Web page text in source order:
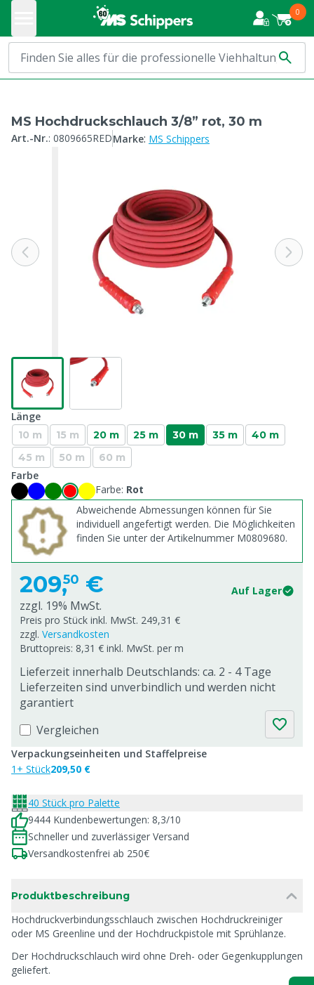
0
MS Hochdruckschlauch 3/8” rot, 30 m
Art.-Nr.: 0809665REDMarke: MS Schippers
Länge
10 m 15 m 20 m 25 m 30 m 35 m
40 m
45 m
50 m 60 m
Farbe
Farbe: Rot
Abweichende Abmessungen können für Sie
individuell angefertigt werden. Die Möglichkeiten
finden Sie unter der Artikelnummer M0809680.
209,50 € Auf Lager
zzgl. 19% MwSt.
Preis pro Stück inkl. MwSt. 249,31 €
zzgl. Versandkosten
Bruttopreis: 8,31 € inkl. MwSt. per m
Lieferzeit innerhalb Deutschlands: ca. 2 - 4 Tage
Lieferzeiten sind unverbindlich und werden nicht
garantiert
Vergleichen
Verpackungseinheiten und Staffelpreise
1+ Stück209,50 €
40 Stück pro Palette
9444 Kundenbewertungen: 8,3/10
Schneller und zuverlässiger Versand
Versandkostenfrei ab 250€
Produktbeschreibung
Hochdruckverbindungsschlauch zwischen Hochdruckreiniger
oder MS Greenline und der Hochdruckpistole mit Sprühlanze.
Der Hochdruckschlauch wird ohne Dreh- oder Gegenkupplungen
geliefert.